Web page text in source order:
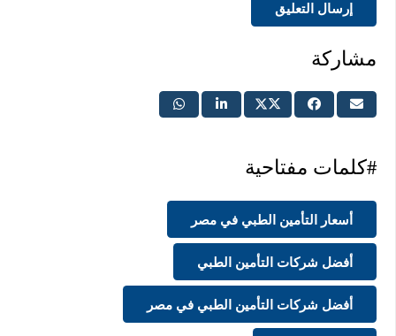
إرسال التعليق
مشاركة
#كلمات مفتاحية
أسعار التأمين الطبي في مصر
أفضل شركات التأمين الطبي
أفضل شركات التأمين الطبي في مصر